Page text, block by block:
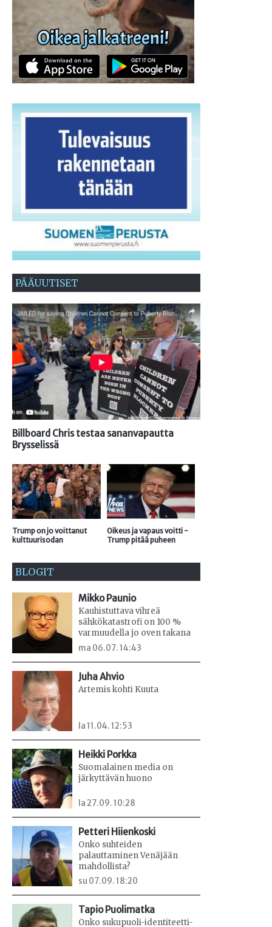
PÄÄUUTISET
Billboard Chris testaa sananvapautta
Brysselissä
Trump on jo voittanut
kulttuurisodan
Oikeus ja vapaus voitti -
Trump pitää puheen
BLOGIT
Mikko Paunio
Kauhistuttava vihreä
sähkökatastrofi on 100 %
varmuudella jo oven takana
ma 06.07. 14:43
Juha Ahvio
Artemis kohti Kuuta
la 11.04. 12:53
Heikki Porkka
Suomalainen media on
järkyttävän huono
la 27.09. 10:28
Petteri Hiienkoski
Onko suhteiden
palauttaminen Venäjään
mahdollista?
su 07.09. 18:20
Tapio Puolimatka
Onko sukupuoli-identiteetti-